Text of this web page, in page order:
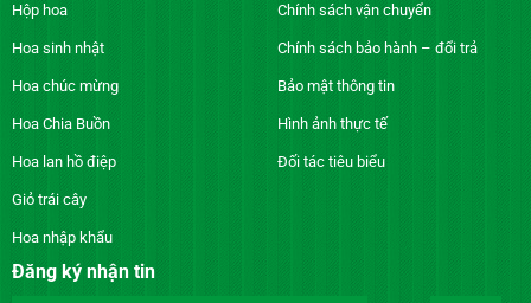
Hộp hoa
Hoa sinh nhật
Hoa chúc mừng
Hoa Chia Buồn
Hoa lan hồ điệp
Giỏ trái cây
Hoa nhập khẩu
Chính sách vận chuyển
Chính sách bảo hành – đổi trả
Bảo mật thông tin
Hình ảnh thực tế
Đối tác tiêu biểu
Đăng ký nhận tin